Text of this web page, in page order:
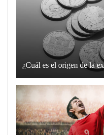
¿Cuál es el origen de la
La
expresión
“hablando
en
plata”